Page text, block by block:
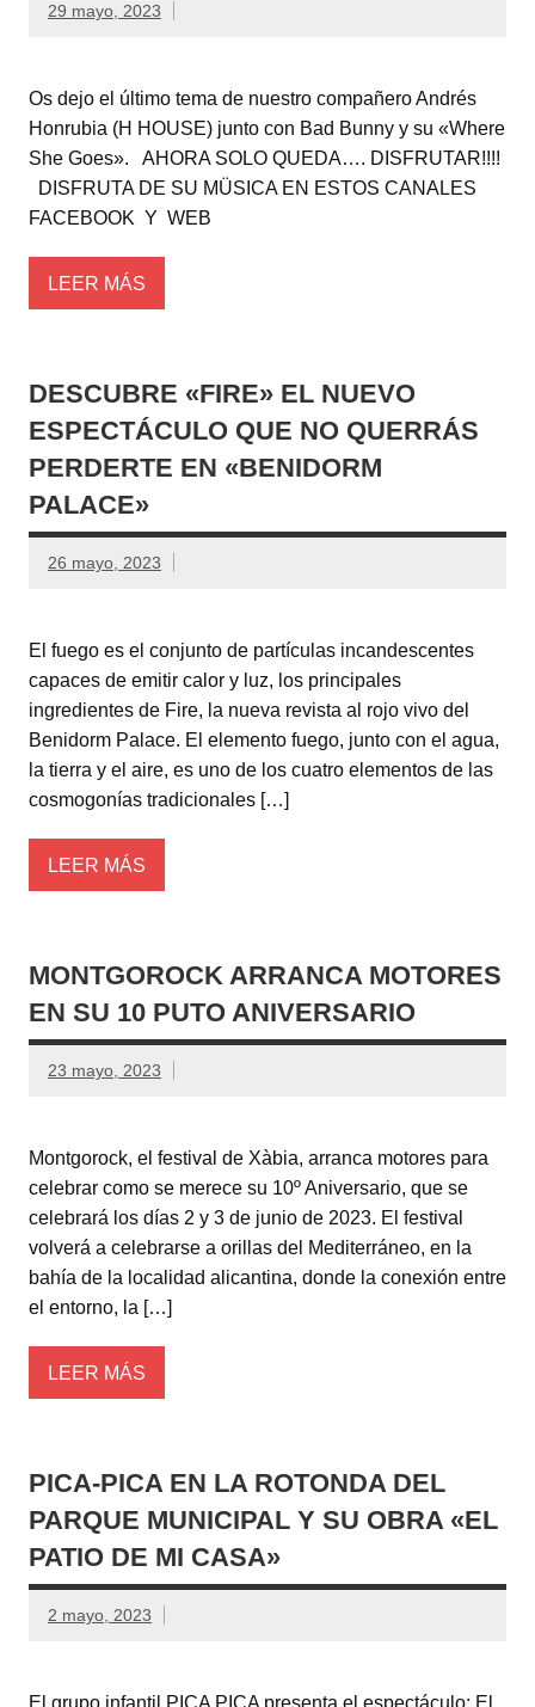
29 mayo, 2023
Os dejo el último tema de nuestro compañero Andrés
Honrubia (H HOUSE) junto con Bad Bunny y su «Where
She Goes». AHORA SOLO QUEDA…. DISFRUTAR!!!!
DISFRUTA DE SU MÜSICA EN ESTOS CANALES
FACEBOOK Y WEB
LEER MÁS
DESCUBRE «FIRE» EL NUEVO
ESPECTÁCULO QUE NO QUERRÁS
PERDERTE EN «BENIDORM
PALACE»
26 mayo, 2023
El fuego es el conjunto de partículas incandescentes
capaces de emitir calor y luz, los principales
ingredientes de Fire, la nueva revista al rojo vivo del
Benidorm Palace. El elemento fuego, junto con el agua,
la tierra y el aire, es uno de los cuatro elementos de las
cosmogonías tradicionales […]
LEER MÁS
MONTGOROCK ARRANCA MOTORES
EN SU 10 PUTO ANIVERSARIO
23 mayo, 2023
Montgorock, el festival de Xàbia, arranca motores para
celebrar como se merece su 10º Aniversario, que se
celebrará los días 2 y 3 de junio de 2023. El festival
volverá a celebrarse a orillas del Mediterráneo, en la
bahía de la localidad alicantina, donde la conexión entre
el entorno, la […]
LEER MÁS
PICA-PICA EN LA ROTONDA DEL
PARQUE MUNICIPAL Y SU OBRA «EL
PATIO DE MI CASA»
2 mayo, 2023